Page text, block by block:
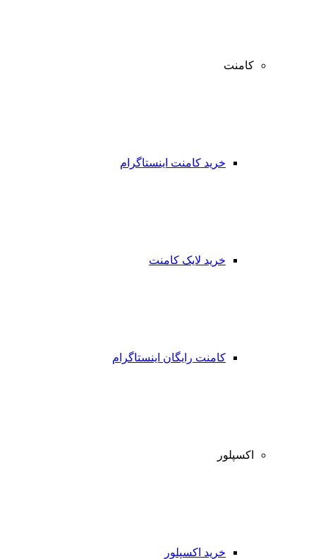
کامنت
خرید کامنت اینستاگرام
خرید لایک کامنت
کامنت رایگان اینستاگرام
اکسپلور
خرید اکسپلور